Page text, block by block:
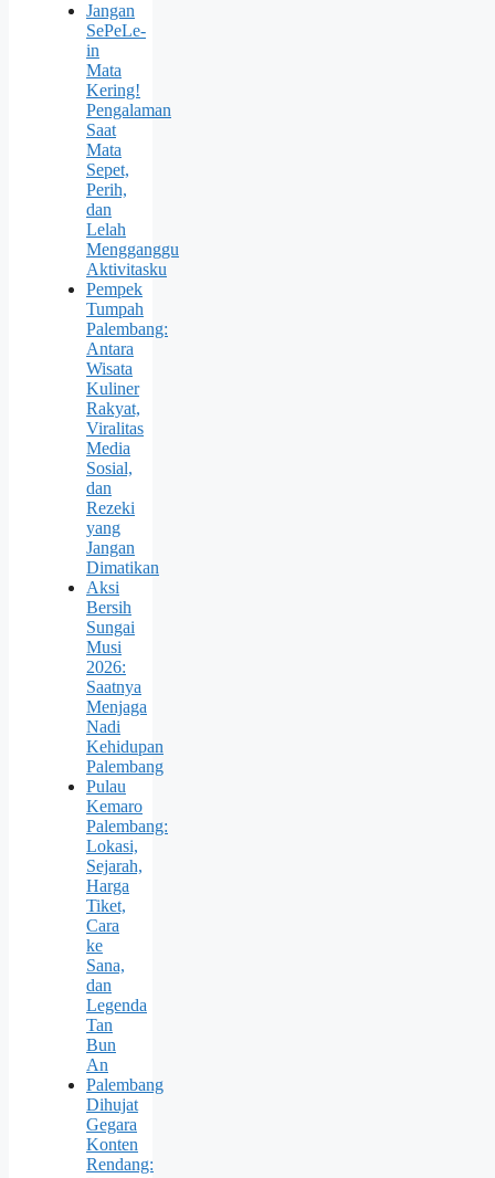
Jangan
SePeLe-
in
Mata
Kering!
Pengalaman
Saat
Mata
Sepet,
Perih,
dan
Lelah
Mengganggu
Aktivitasku
Pempek
Tumpah
Palembang:
Antara
Wisata
Kuliner
Rakyat,
Viralitas
Media
Sosial,
dan
Rezeki
yang
Jangan
Dimatikan
Aksi
Bersih
Sungai
Musi
2026:
Saatnya
Menjaga
Nadi
Kehidupan
Palembang
Pulau
Kemaro
Palembang:
Lokasi,
Sejarah,
Harga
Tiket,
Cara
ke
Sana,
dan
Legenda
Tan
Bun
An
Palembang
Dihujat
Gegara
Konten
Rendang: